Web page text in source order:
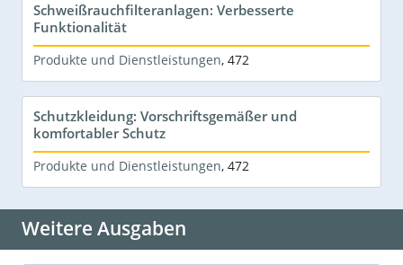
Schweißrauchfilteranlagen: Verbesserte
Funktionalität
Produkte und Dienstleistungen, 472
Schutzkleidung: Vorschriftsgemäßer und
komfortabler Schutz
Produkte und Dienstleistungen, 472
Weitere Ausgaben